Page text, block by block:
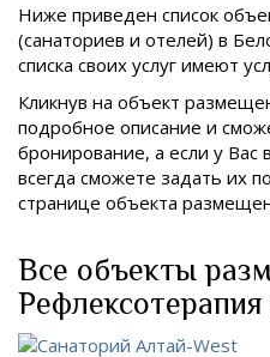
Ниже приведен список
(санаториев и отелей) в
списка своих услуг имеют
Кликнув на объект
подробное описание и
бронирование, а если у Вас
всегда сможете задать их
странице объекта
Все объекты